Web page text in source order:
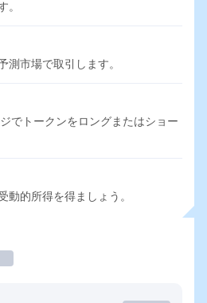
。
測市場で取引します。
でトークンをロングまたはショー
動的所得を得ましょう。